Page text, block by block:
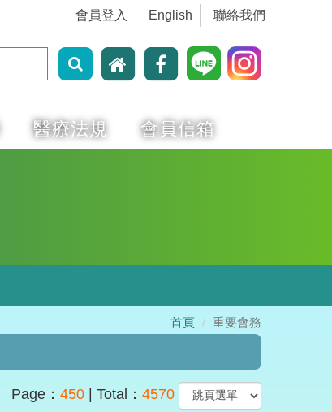
會員登入 English 聯絡我們
醫療法規 會員信箱
首頁 重要會務
Page： 450 | Total： 4570